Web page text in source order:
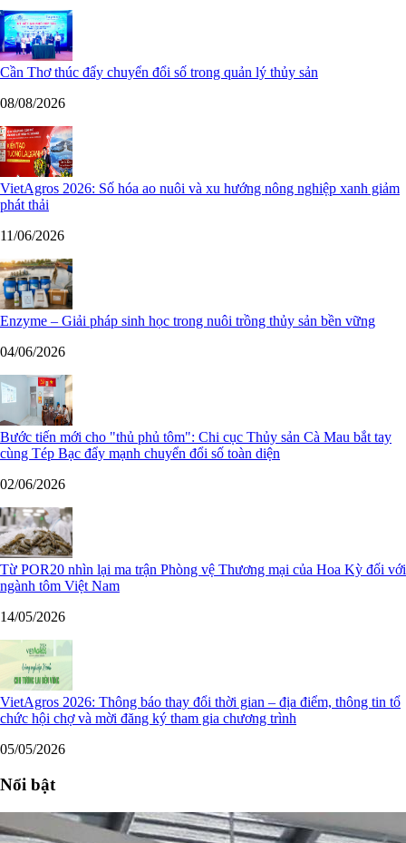
Cần Thơ thúc đẩy chuyển đổi số trong quản lý thủy sản
08/08/2026
VietAgros 2026: Số hóa ao nuôi và xu hướng nông nghiệp xanh giảm
phát thải
11/06/2026
Enzyme – Giải pháp sinh học trong nuôi trồng thủy sản bền vững
04/06/2026
Bước tiến mới cho "thủ phủ tôm": Chi cục Thủy sản Cà Mau bắt tay
cùng Tép Bạc đẩy mạnh chuyển đổi số toàn diện
02/06/2026
Từ POR20 nhìn lại ma trận Phòng vệ Thương mại của Hoa Kỳ đối với
ngành tôm Việt Nam
14/05/2026
VietAgros 2026: Thông báo thay đổi thời gian – địa điểm, thông tin tổ
chức hội chợ và mời đăng ký tham gia chương trình
05/05/2026
Nổi bật